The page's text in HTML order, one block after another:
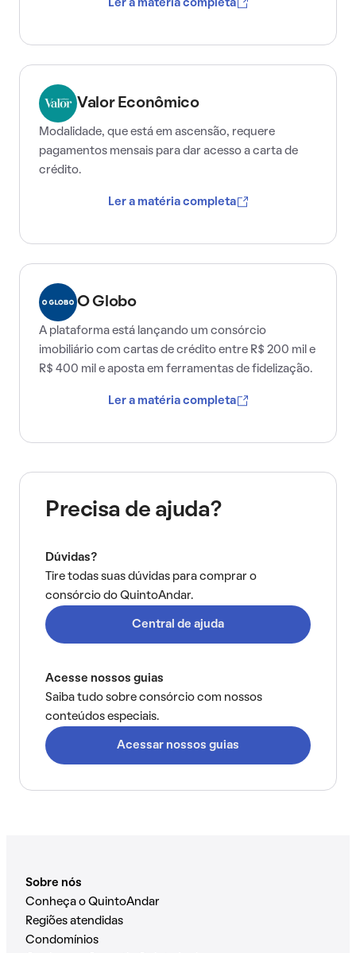
Ler a matéria completa
Valor Econômico
Modalidade, que está em ascensão, requere
pagamentos mensais para dar acesso a carta de
crédito.
Ler a matéria completa
O Globo
A plataforma está lançando um consórcio
imobiliário com cartas de crédito entre R$ 200 mil e
R$ 400 mil e aposta em ferramentas de fidelização.
Ler a matéria completa
Precisa de ajuda?
Dúvidas?
Tire todas suas dúvidas para comprar o
consórcio do QuintoAndar.
Central de ajuda
Acesse nossos guias
Saiba tudo sobre consórcio com nossos
conteúdos especiais.
Acessar nossos guias
Sobre nós
Conheça o QuintoAndar
Regiões atendidas
Condomínios